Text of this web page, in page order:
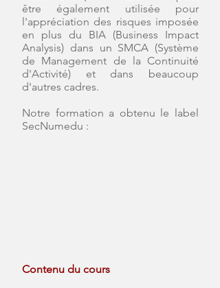
être également utilisée pour
l'appréciation des risques imposée
en plus du BIA (Business Impact
Analysis) dans un SMCA (Système
de Management de la Continuité
d'Activité) et dans beaucoup
d'autres cadres.
Notre formation a obtenu le label
SecNumedu :
Contenu du cours